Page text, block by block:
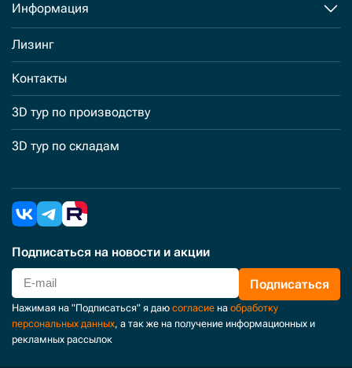
Информация
Лизинг
Контакты
3D тур по производству
3D тур по складам
Подписаться на новости и акции
Подписаться
Нажимая на "Подписаться" я даю согласие на обработку
персональных данных, а так же на получение информационных и
рекламных рассылок